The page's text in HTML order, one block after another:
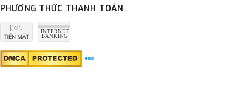
PHƯƠNG THỨC THANH TOÁN